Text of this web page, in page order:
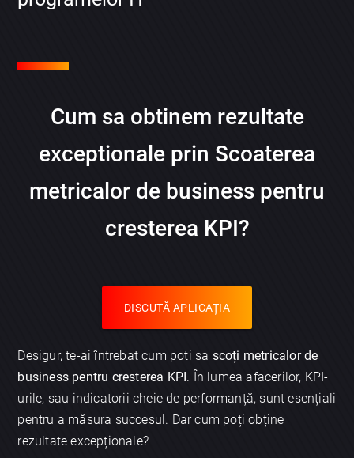
Cum sa obtinem rezultate
exceptionale prin Scoaterea
metricalor de business pentru
cresterea KPI?
DISCUTĂ APLICAȚIA
Desigur, te-ai întrebat cum poti sa scoți metricalor de
business pentru cresterea KPI . În lumea afacerilor, KPI-
urile, sau indicatorii cheie de performanță, sunt esențiali
pentru a măsura succesul. Dar cum poți obține
rezultate excepționale?